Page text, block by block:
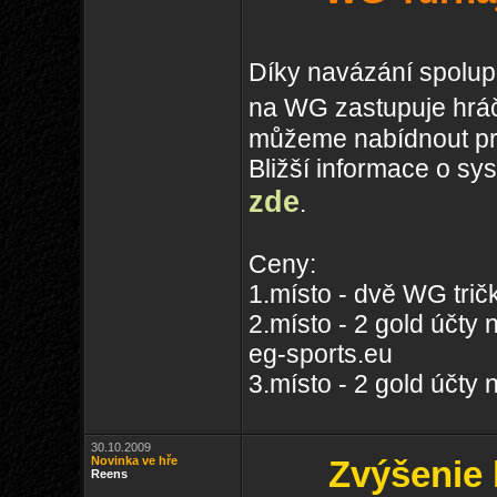
Díky navázání
na WG zastupuje
můžeme nabídnout
Bližší informace o
zde.
Ceny:
1.místo - dvě WG
2.místo - 2 gold účty
eg-sports.eu
3.místo - 2 gold účty
30.10.2009
Novinka ve hře
Reens
Zvýšenie